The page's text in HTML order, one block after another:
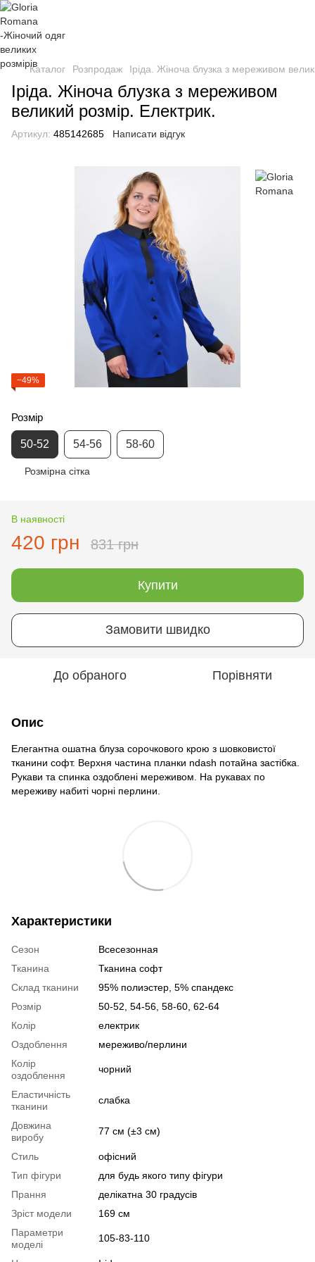
Каталог Розпродаж Іріда. Жіноча блузка з мереживом
Іріда. Жіноча блузка з мереживом
великий розмір. Електрик.
Артикул: 485142685 Написати відгук
−49%
Розмір
50-52 54-56 58-60
Розмірна сітка
В наявності
420 грн 831 грн
Купити
Замовити швидко
До обраного Порівняти
Опис
Елегантна ошатна блуза сорочкового крою з шовковистої
тканини софт. Верхня частина планки ndash потайна застібка.
Рукави та спинка оздоблені мереживом. На рукавах по
мереживу набиті чорні перлини.
Характеристики
Сезон
Всесезонная
Тканина
Тканина софт
Склад тканини
95% полиэстер, 5% спандекс
Розмір
50-52, 54-56, 58-60, 62-64
Колір
електрик
Оздоблення
мереживо/перлини
Колір
оздоблення
чорний
Еластичність
тканини
слабка
Довжина
виробу
77 см (±3 см)
Стиль
офісний
Тип фігури
для будь якого типу фігури
Прання
делікатна 30 градусів
Зріст модели
169 см
Параметри
моделі
105-83-110